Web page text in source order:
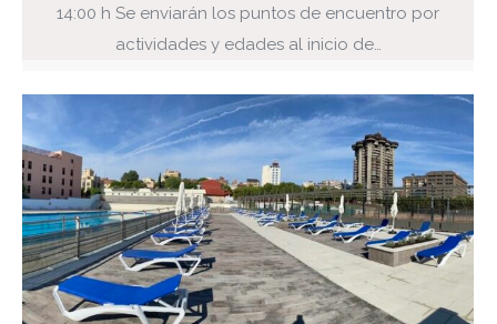
14:00 h Se enviarán los puntos de encuentro por
actividades y edades al inicio de…